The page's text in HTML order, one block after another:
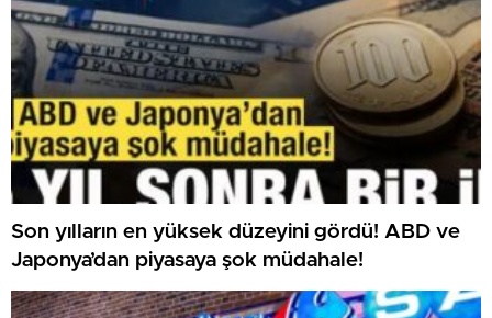
Son yılların en yüksek düzeyini gördü! ABD ve
Japonya’dan piyasaya şok müdahale!